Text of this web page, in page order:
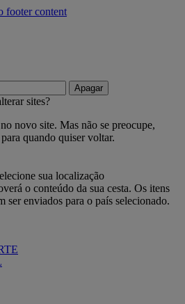
footer content
Apagar
sites?
novo site. Mas não se preocupe,
quando quiser voltar.
sua localização
o conteúdo da sua cesta. Os itens
ser enviados para o país selecionado.